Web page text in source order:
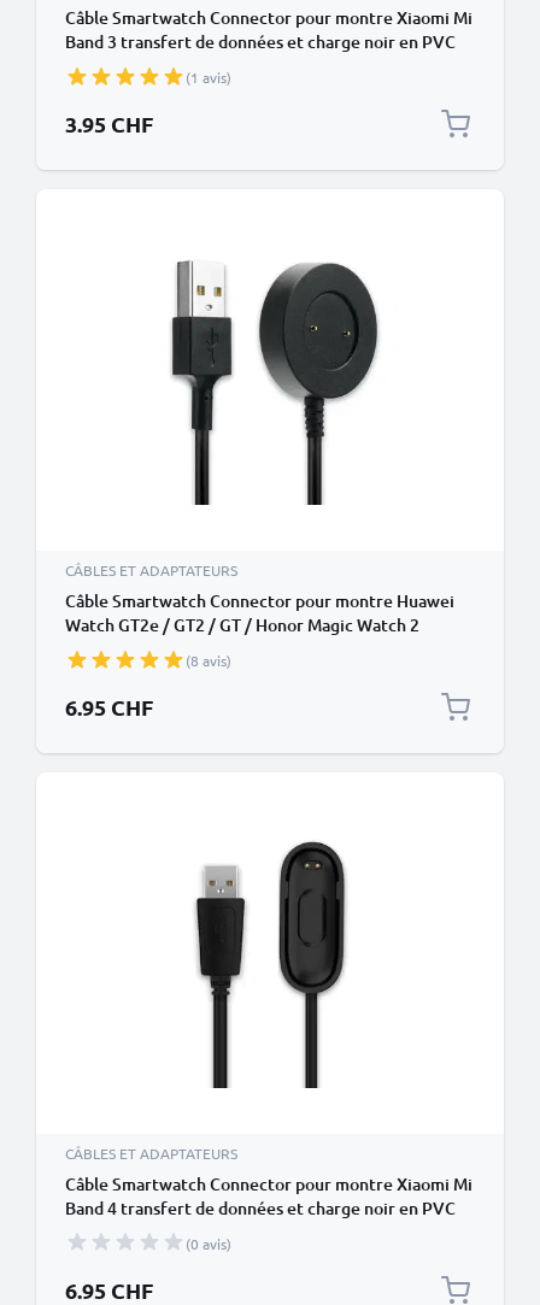
Câble Smartwatch Connector pour montre Xiaomi Mi
Band 3 transfert de données et charge noir en PVC
(1 avis)
3.95 CHF
CÂBLES ET ADAPTATEURS
Câble Smartwatch Connector pour montre Huawei
Watch GT2e / GT2 / GT / Honor Magic Watch 2
transfert de données et charge noir en PVC
(8 avis)
6.95 CHF
CÂBLES ET ADAPTATEURS
Câble Smartwatch Connector pour montre Xiaomi Mi
Band 4 transfert de données et charge noir en PVC
(0 avis)
6.95 CHF